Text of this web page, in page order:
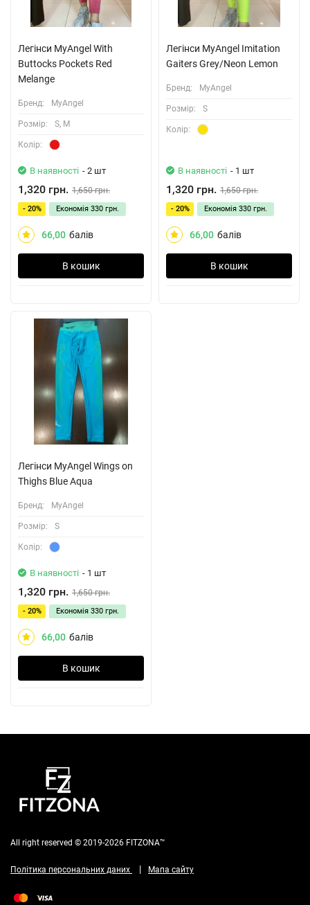
Легінси MyAngel With
Buttocks Pockets Red
Melange
Бренд: MyAngel
Розмiр: S, M
Колiр:
В наявності - 2 шт
1,320 грн. 1,650 грн.
- 20% Економія 330 грн.
66,00 балів
В кошик
Легінси MyAngel Imitation
Gaiters Grey/Neon Lemon
Бренд: MyAngel
Розмiр: S
Колiр:
В наявності - 1 шт
1,320 грн. 1,650 грн.
- 20% Економія 330 грн.
66,00 балів
В кошик
Легінси MyAngel Wings on
Thighs Blue Aqua
Бренд: MyAngel
Розмiр: S
Колiр:
В наявності - 1 шт
1,320 грн. 1,650 грн.
- 20% Економія 330 грн.
66,00 балів
В кошик
All right reserved © 2019-2026 FITZONA™
Політика персональних даних | Мапа сайту